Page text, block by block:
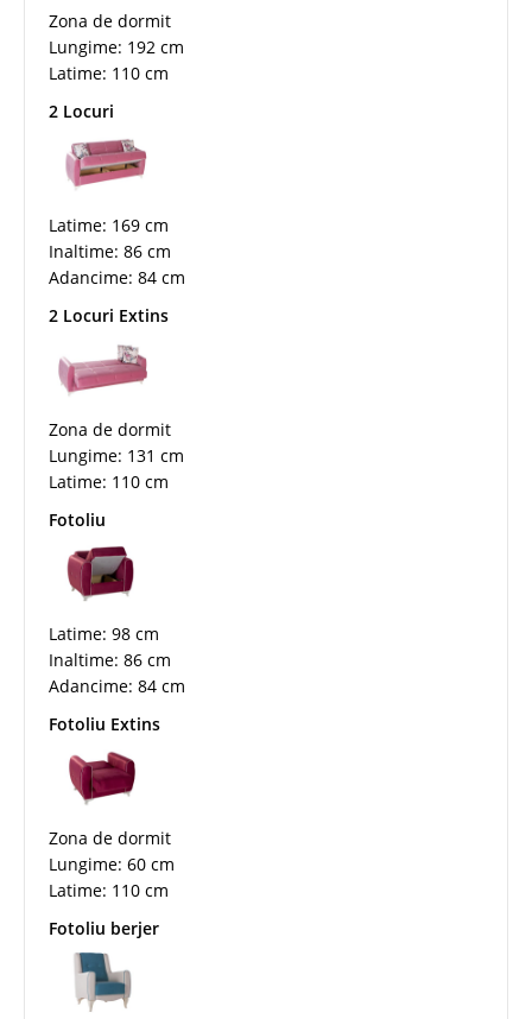
Zona de dormit
Lungime: 192 cm
Latime: 110 cm
2 Locuri
Latime: 169 cm
Inaltime: 86 cm
Adancime: 84 cm
2 Locuri Extins
Zona de dormit
Lungime: 131 cm
Latime: 110 cm
Fotoliu
Latime: 98 cm
Inaltime: 86 cm
Adancime: 84 cm
Fotoliu Extins
Zona de dormit
Lungime: 60 cm
Latime: 110 cm
Fotoliu berjer